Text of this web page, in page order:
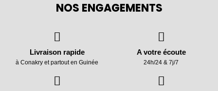
NOS ENGAGEMENTS
Livraison rapide
à Conakry et partout en Guinée
A votre écoute
24h/24 & 7j/7